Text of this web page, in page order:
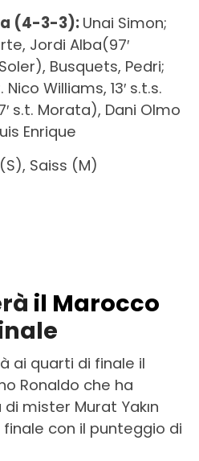
(4-3-3): Unai Simon;
Jordi Alba(97′
Busquets, Pedri;
Williams, 13′ s.t.s.
s.t. Morata), Dani Olmo
Enrique
Saiss (M)
il Marocco
ai quarti di finale il
Ronaldo che ha
mister Murat Yakın
con il punteggio di